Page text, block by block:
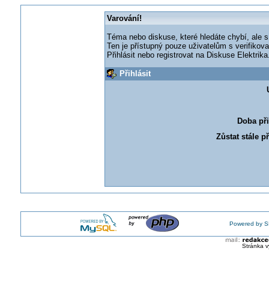
Varování!
Téma nebo diskuse, které hledáte chybí, ale
Ten je přístupný pouze uživatelům s
Přihlásit nebo registrovat na Diskuse
Přihlásit
Doba
Zůstat stále
Powered by
Stránka